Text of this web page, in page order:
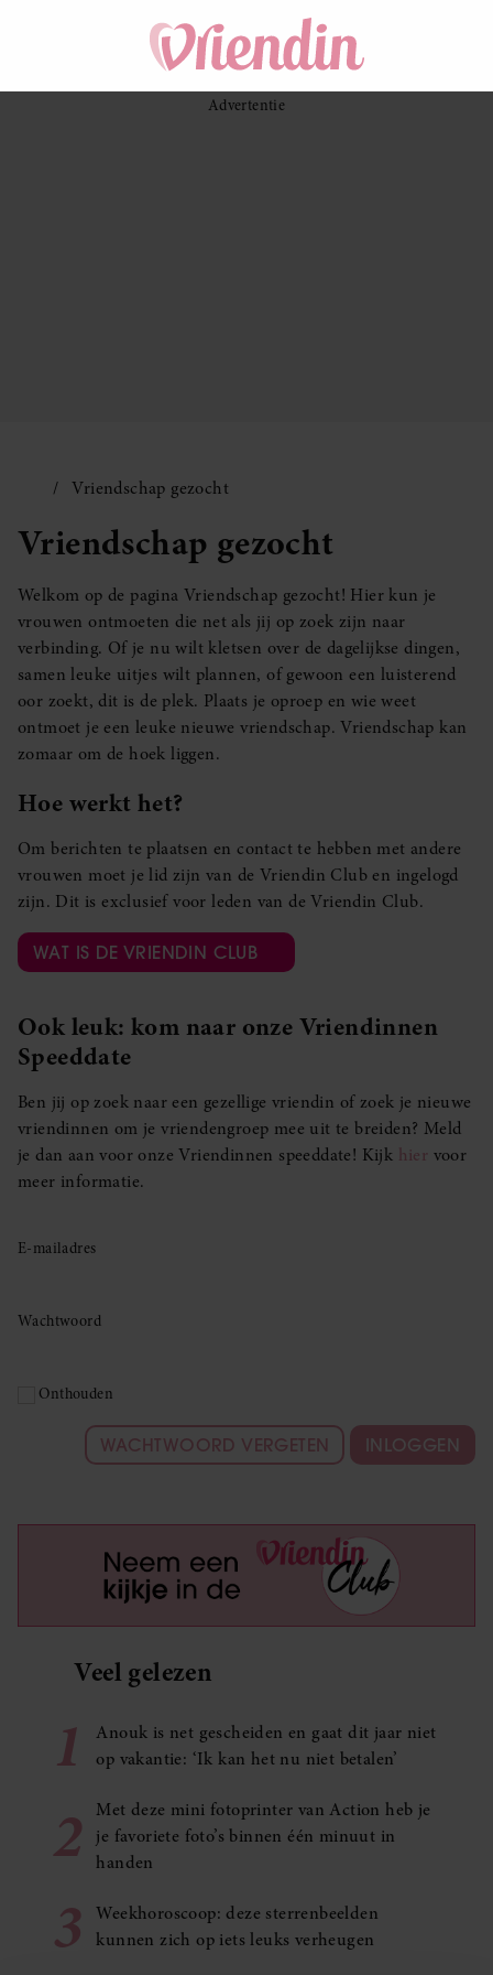
Vriendschap gezocht
Vriendschap gezocht
Welkom op de pagina Vriendschap gezocht! Hier kun je
vrouwen ontmoeten die net als jij op zoek zijn naar
verbinding. Of je nu wilt kletsen over de dagelijkse dingen,
samen leuke uitjes wilt plannen, of gewoon een luisterend
oor zoekt, dit is de plek. Plaats je oproep en wie weet
ontmoet je een leuke nieuwe vriendschap. Vriendschap kan
zomaar om de hoek liggen.
Hoe werkt het?
Om berichten te plaatsen en contact te hebben met andere
vrouwen moet je lid zijn van de Vriendin Club en ingelogd
zijn. Dit is exclusief voor leden van de Vriendin Club.
WAT IS DE VRIENDIN CLUB
Ook leuk: kom naar onze Vriendinnen
Speeddate
Ben jij op zoek naar een gezellige vriendin of zoek je nieuwe
vriendinnen om je vriendengroep mee uit te breiden? Meld
je dan aan voor onze Vriendinnen speeddate! Kijk hier voor
meer informatie.
E-mailadres
Wachtwoord
Onthouden
WACHTWOORD VERGETEN INLOGGEN
Veel gelezen
1
Anouk is net gescheiden en gaat dit jaar niet
op vakantie: ‘Ik kan het nu niet betalen’
2
Met deze mini fotoprinter van Action heb je
je favoriete foto’s binnen één minuut in
handen
3
Weekhoroscoop: deze sterrenbeelden
kunnen zich op iets leuks verheugen